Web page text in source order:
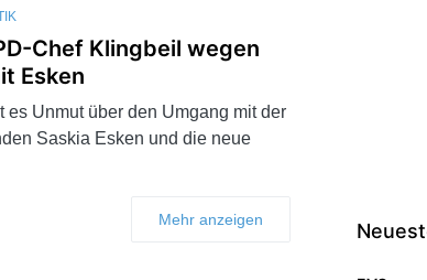
Chef Klingbeil wegen
Esken
es Unmut über den Umgang mit der
Saskia Esken und die neue
Mehr anzeigen